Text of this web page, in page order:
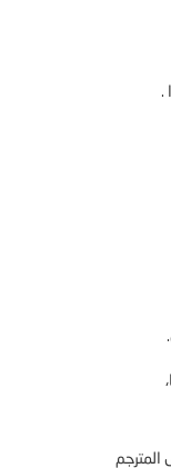
.
المترجم